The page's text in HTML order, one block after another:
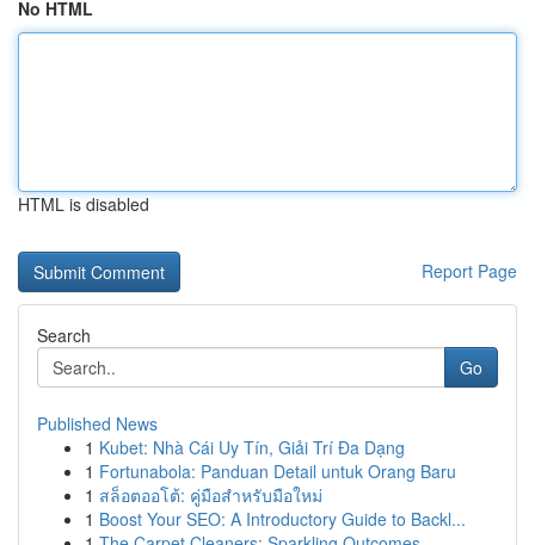
No HTML
HTML is disabled
Report Page
Search
Go
Published News
1 Kubet: Nhà Cái Uy Tín, Giải Trí Đa Dạng
1 Fortunabola: Panduan Detail untuk Orang Baru
1 สล็อตออโต้: คู่มือสำหรับมือใหม่
1 Boost Your SEO: A Introductory Guide to Backl...